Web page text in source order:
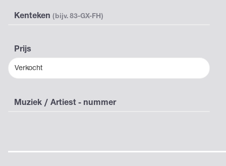
Kenteken (bijv. 83-GX-FH)
Prijs
Verkocht
Muziek / Artiest - nummer